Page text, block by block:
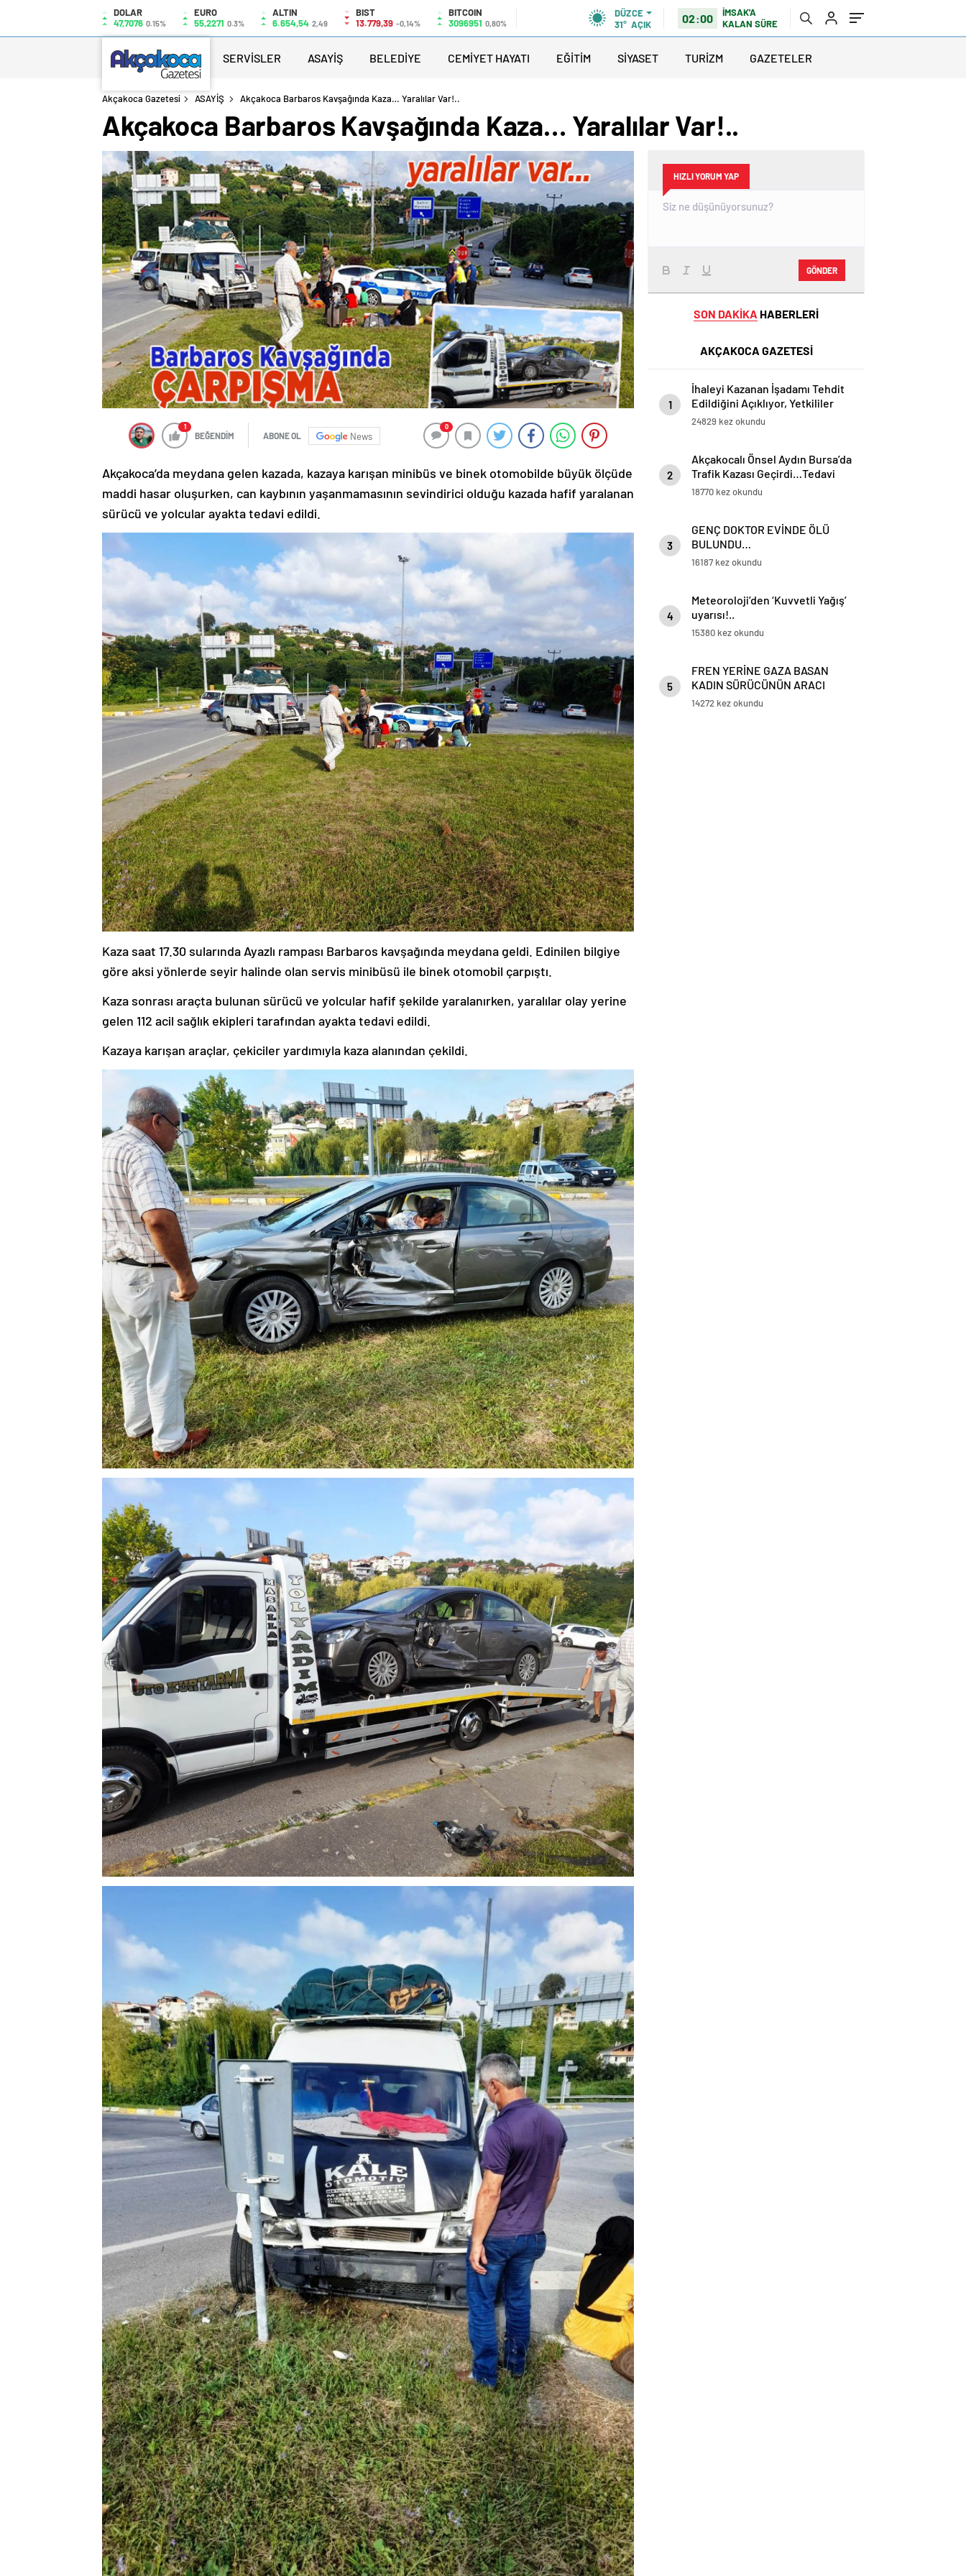
DOLAR
47,7076 0.15%
EURO
55,2271 0.3%
ALTIN
6.654,54 2,49
BIST
13.779,39 -0,14%
BITCOIN
3096951 0,80%
DÜZCE
31° AÇIK 02:00
İMSAK'A
KALAN SÜRE
SERVİSLER ASAYİŞ BELEDİYE CEMİYET HAYATI EĞİTİM SİYASET TURİZM GAZETELER
Akçakoca Gazetesi ASAYİŞ Akçakoca Barbaros Kavşağında Kaza… Yaralılar Var!..
Akçakoca Barbaros Kavşağında Kaza… Yaralılar Var!..
1
BEĞENDİM ABONE OL News
0
Akçakoca’da meydana gelen kazada, kazaya karışan minibüs ve binek otomobilde büyük ölçüde
maddi hasar oluşurken, can kaybının yaşanmamasının sevindirici olduğu kazada hafif yaralanan
sürücü ve yolcular ayakta tedavi edildi.
Kaza saat 17.30 sularında Ayazlı rampası Barbaros kavşağında meydana geldi. Edinilen bilgiye
göre aksi yönlerde seyir halinde olan servis minibüsü ile binek otomobil çarpıştı.
Kaza sonrası araçta bulunan sürücü ve yolcular hafif şekilde yaralanırken, yaralılar olay yerine
gelen 112 acil sağlık ekipleri tarafından ayakta tedavi edildi.
Kazaya karışan araçlar, çekiciler yardımıyla kaza alanından çekildi.
HIZLI YORUM YAP
GÖNDER
SON DAKİKA HABERLERİ
AKÇAKOCA GAZETESİ
1
İhaleyi Kazanan İşadamı Tehdit
Edildiğini Açıklıyor, Yetkililer
Suskun!
24829 kez okundu
2
Akçakocalı Önsel Aydın Bursa’da
Trafik Kazası Geçirdi…Tedavi
Altına Alınan Gencin Hayati
18770 kez okundu
3
GENÇ DOKTOR EVİNDE ÖLÜ
BULUNDU…
16187 kez okundu
4
Meteoroloji’den ‘Kuvvetli Yağış’
uyarısı!..
15380 kez okundu
5
FREN YERİNE GAZA BASAN
KADIN SÜRÜCÜNÜN ARACI
KORKULUKLARDA ASILI KALDI
14272 kez okundu